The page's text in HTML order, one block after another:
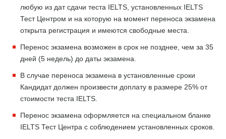
любую из дат сдачи теста IELTS, установленных IELTS
Тест Центром и на которую на момент переноса экзамена
открыта регистрация и имеются свободные места.
Перенос экзамена возможен в срок не позднее, чем за 35
дней (5 недель) до даты экзамена.
В случае переноса экзамена в установленные сроки
Кандидат должен произвести доплату в размере 25% от
стоимости теста IELTS.
Перенос экзамена оформляется на специальном бланке
IELTS Тест Центра с соблюдением установленных сроков.